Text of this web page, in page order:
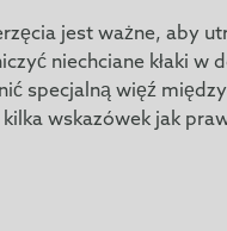
jest ważne, aby
niechciane kłaki w
specjalną więź
wskazówek jak